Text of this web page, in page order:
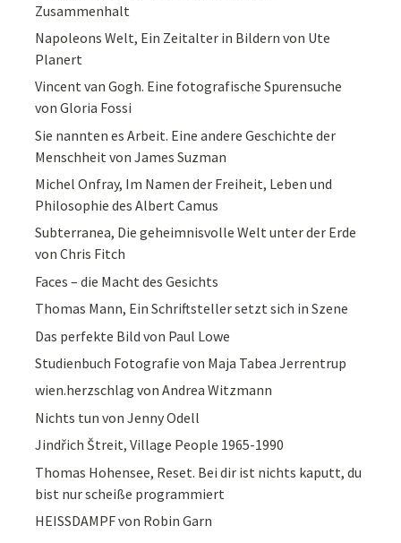
Zusammenhalt
Napoleons Welt, Ein Zeitalter in Bildern von Ute
Planert
Vincent van Gogh. Eine fotografische Spurensuche
von Gloria Fossi
Sie nannten es Arbeit. Eine andere Geschichte der
Menschheit von James Suzman
Michel Onfray, Im Namen der Freiheit, Leben und
Philosophie des Albert Camus
Subterranea, Die geheimnisvolle Welt unter der Erde
von Chris Fitch
Faces – die Macht des Gesichts
Thomas Mann, Ein Schriftsteller setzt sich in Szene
Das perfekte Bild von Paul Lowe
Studienbuch Fotografie von Maja Tabea Jerrentrup
wien.herzschlag von Andrea Witzmann
Nichts tun von Jenny Odell
Jindřich Štreit, Village People 1965-1990
Thomas Hohensee, Reset. Bei dir ist nichts kaputt, du
bist nur scheiße programmiert
HEISSDAMPF von Robin Garn